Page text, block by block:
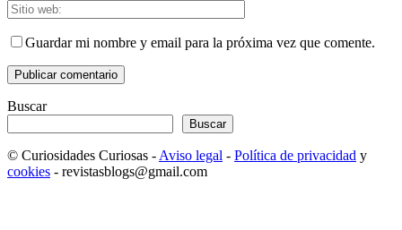
Guardar mi nombre y email para la próxima vez que comente.
Buscar
Buscar
© Curiosidades Curiosas - Aviso legal - Política de privacidad y
cookies - revistasblogs@gmail.com